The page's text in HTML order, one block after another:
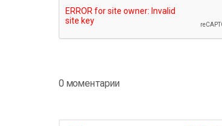
0 моментарии